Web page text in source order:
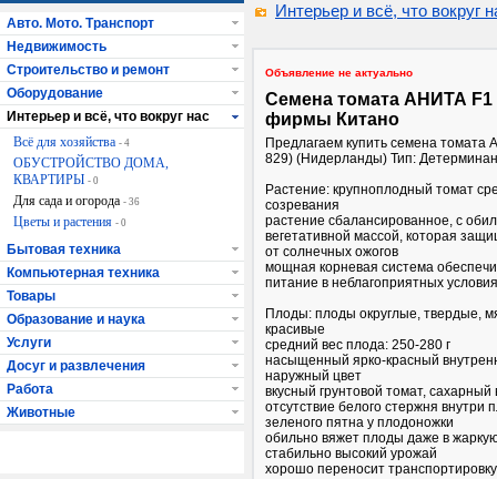
Интерьер и всё, что вокруг
Объявление не актуально
Семена томата АНИТА F1
фирмы Китано
Предлагаем купить семена томата
829) (Нидерланды) Тип:
Растение: крупноплодный томат
созревания
растение сбалансированное, с
вегетативной массой, которая
от солнечных ожогов
мощная корневая система
питание в неблагоприятных
Плоды: плоды округлые, твердые,
красивые
средний вес плода: 250-280 г
насыщенный ярко-красный
наружный цвет
вкусный грунтовой томат, сахарный
отсутствие белого стержня внутри
зеленого пятна у плодоножки
обильно вяжет плоды даже в
стабильно высокий урожай
хорошо переносит транспортировку
Авто. Мото. Транспорт
Недвижимость
Строительство и ремонт
Оборудование
Интерьер и всё, что вокруг нас
Всё для хозяйства - 4
ОБУСТРОЙСТВО ДОМА,
КВАРТИРЫ - 0
Для сада и огорода - 36
Цветы и растения - 0
Бытовая техника
Компьютерная техника
Товары
Образование и наука
Услуги
Досуг и развлечения
Работа
Животные